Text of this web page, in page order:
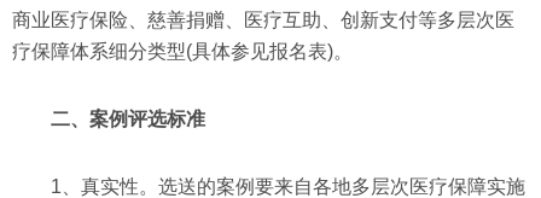
商业医疗保险、慈善捐赠、医疗互助、创新支付等多层次医
疗保障体系细分类型(具体参见报名表)。
二、案例评选标准
1、真实性。选送的案例要来自各地多层次医疗保障实施